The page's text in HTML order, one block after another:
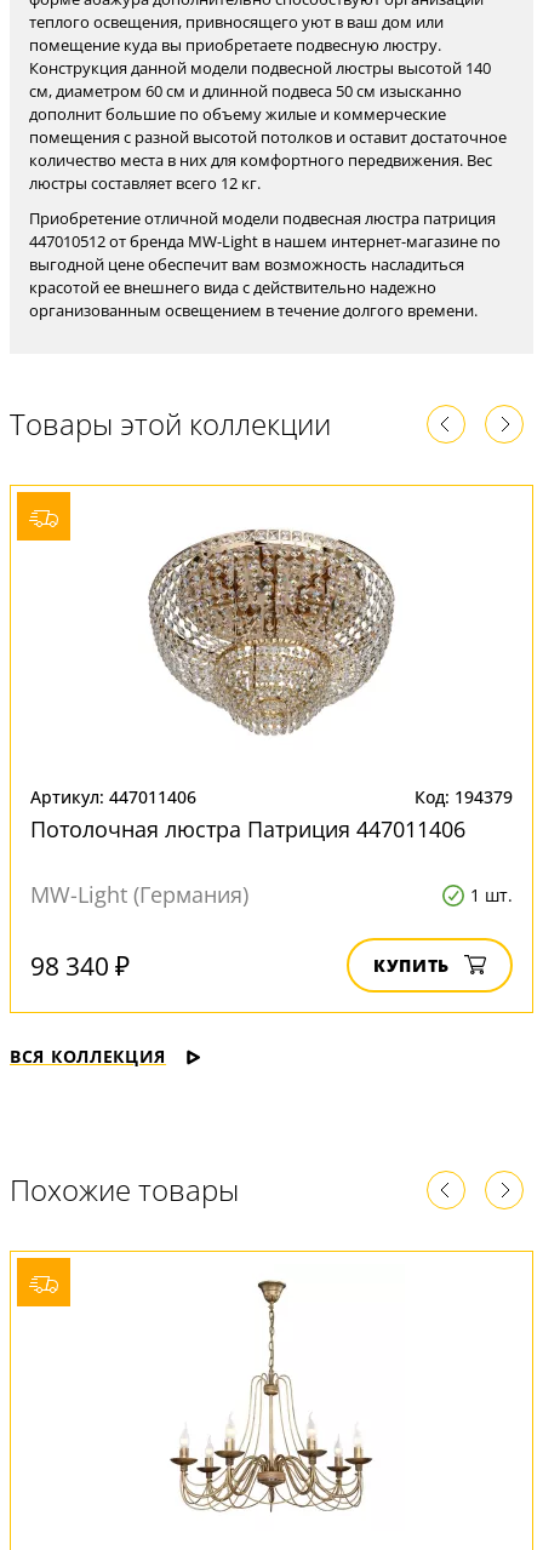
теплого освещения, привносящего уют в ваш дом или
помещение куда вы приобретаете подвесную люстру.
Конструкция данной модели подвесной люстры высотой 140
см, диаметром 60 см и длинной подвеса 50 см изысканно
дополнит большие по объему жилые и коммерческие
помещения с разной высотой потолков и оставит достаточное
количество места в них для комфортного передвижения. Вес
люстры составляет всего 12 кг.
Приобретение отличной модели подвесная люстра патриция
447010512 от бренда MW-Light в нашем интернет-магазине по
выгодной цене обеспечит вам возможность насладиться
красотой ее внешнего вида с действительно надежно
организованным освещением в течение долгого времени.
Товары этой коллекции
Артикул: 447011406 Код: 194379
Потолочная люстра Патриция 447011406
MW-Light (Германия) 1 шт.
98 340 ₽ КУПИТЬ
ВСЯ КОЛЛЕКЦИЯ
Похожие товары